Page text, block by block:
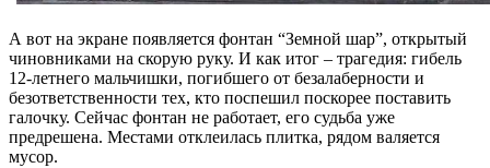
А вот на экране появляется фонтан “Земной шар”, открытый
чиновниками на скорую руку. И как итог – трагедия: гибель
12-летнего мальчишки, погибшего от безалаберности и
безответственности тех, кто поспешил поскорее поставить
галочку. Сейчас фонтан не работает, его судьба уже
предрешена. Местами отклеилась плитка, рядом валяется
мусор.